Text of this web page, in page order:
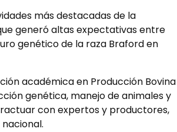
más destacadas de la
generó altas expectativas entre
genético de la raza Braford en
académica en Producción Bovina
genética, manejo de animales y
con expertos y productores,